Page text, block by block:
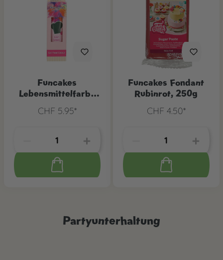
Funcakes
Lebensmittelfarbe
CHF 5.95*
Funcakes Fondant
Rubinrot, 250g
CHF 4.50*
Partyunterhaltung